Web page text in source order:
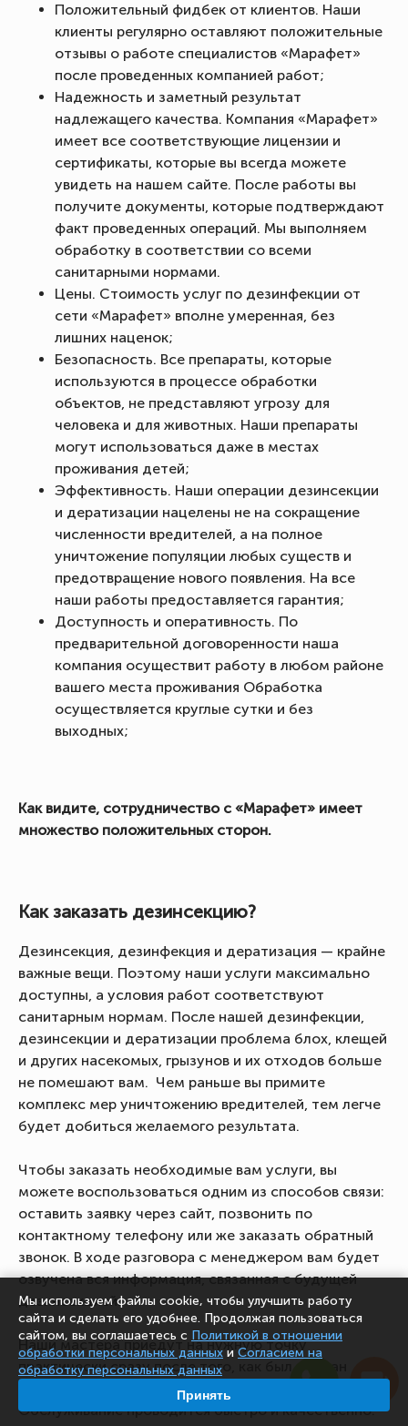
Положительный фидбек от клиентов. Наши
клиенты регулярно оставляют положительные
отзывы о работе специалистов «Марафет»
после проведенных компанией работ;
Надежность и заметный результат
надлежащего качества. Компания «Марафет»
имеет все соответствующие лицензии и
сертификаты, которые вы всегда можете
увидеть на нашем сайте. После работы вы
получите документы, которые подтверждают
факт проведенных операций. Мы выполняем
обработку в соответствии со всеми
санитарными нормами.
Цены. Стоимость услуг по дезинфекции от
сети «Марафет» вполне умеренная, без
лишних наценок;
Безопасность. Все препараты, которые
используются в процессе обработки
объектов, не представляют угрозу для
человека и для животных. Наши препараты
могут использоваться даже в местах
проживания детей;
Эффективность. Наши операции дезинсекции
и дератизации нацелены не на сокращение
численности вредителей, а на полное
уничтожение популяции любых существ и
предотвращение нового появления. На все
наши работы предоставляется гарантия;
Доступность и оперативность. По
предварительной договоренности наша
компания осуществит работу в любом районе
вашего места проживания Обработка
осуществляется круглые сутки и без
выходных;
Как видите, сотрудничество с «Марафет» имеет
множество положительных сторон.
Как заказать дезинсекцию?
Дезинсекция, дезинфекция и дератизация — крайне
важные вещи. Поэтому наши услуги максимально
доступны, а условия работ соответствуют
санитарным нормам. После нашей дезинфекции,
дезинсекции и дератизации проблема блох, клещей
и других насекомых, грызунов и их отходов больше
не помешают вам. Чем раньше вы примите
комплекс мер уничтожению вредителей, тем легче
будет добиться желаемого результата.
Чтобы заказать необходимые вам услуги, вы
можете воспользоваться одним из способов связи:
оставить заявку через сайт, позвонить по
контактному телефону или же заказать обратный
звонок. В ходе разговора с менеджером вам будет
озвучена вся информация, связанная с будущей
дезинсекцией.
Наши мастера приедут на нужную точку
практически сразу после того, как был сделан
звонок. Выезд на объекты возможен даже ночью.
Обслуживание проводится быстро и качественно.
Мы используем файлы cookie, чтобы улучшить работу
сайта и сделать его удобнее. Продолжая пользоваться
сайтом, вы соглашаетесь с Политикой в отношении
обработки персональных данных и Согласием на
обработку персональных данных
Принять